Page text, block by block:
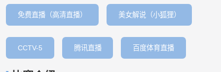
免费直播（高清直播） 美女解说（小狐狸）
CCTV-5 腾讯直播 百度体育直播